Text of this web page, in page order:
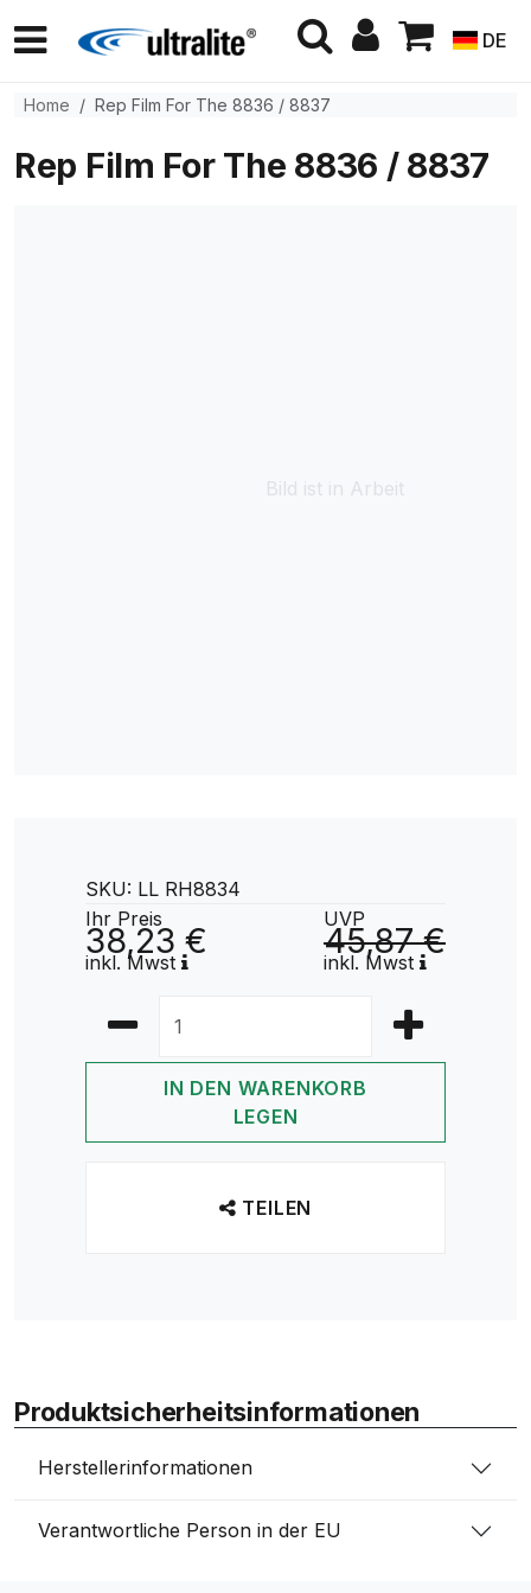
DE
Home Rep Film For The 8836 / 8837
Rep Film For The 8836 / 8837
Bild ist in Arbeit
SKU: LL RH8834
Ihr Preis
38,23 €
inkl. Mwst
UVP
45,87 €
inkl. Mwst
IN DEN WARENKORB
LEGEN
TEILEN
Produktsicherheitsinformationen
Herstellerinformationen
Verantwortliche Person in der EU